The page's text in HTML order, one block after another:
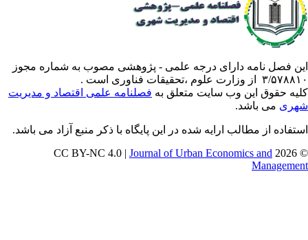
فصل نامه دارای درجه علمی - پژوهشی مصوب به شماره مجوز
وزارت علوم ،تحقیقات فناوری است .
حقوق این وب سایت متعلق بهفصلنامه علمی اقتصاد و مدیریت
می باشد.
از مطالب ارایه شده در این پایگاه با ذکر منبع آزاد می باشد.
©
Journal of Urban Economics and